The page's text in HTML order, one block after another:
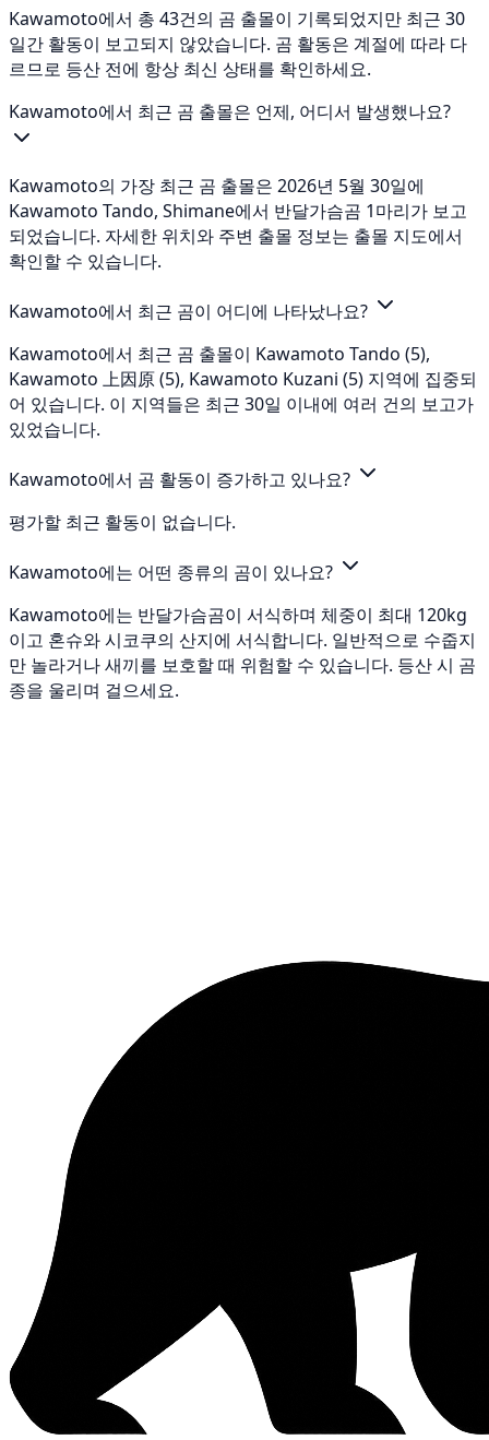
Kawamoto에서 총 43건의 곰 출몰이 기록되었지만 최근 30
일간 활동이 보고되지 않았습니다. 곰 활동은 계절에 따라 다
르므로 등산 전에 항상 최신 상태를 확인하세요.
Kawamoto에서 최근 곰 출몰은 언제, 어디서 발생했나요?
Kawamoto의 가장 최근 곰 출몰은 2026년 5월 30일에
Kawamoto Tando, Shimane에서 반달가슴곰 1마리가 보고
되었습니다. 자세한 위치와 주변 출몰 정보는 출몰 지도에서
확인할 수 있습니다.
Kawamoto에서 최근 곰이 어디에 나타났나요?
Kawamoto에서 최근 곰 출몰이 Kawamoto Tando (5),
Kawamoto 上因原 (5), Kawamoto Kuzani (5) 지역에 집중되
어 있습니다. 이 지역들은 최근 30일 이내에 여러 건의 보고가
있었습니다.
Kawamoto에서 곰 활동이 증가하고 있나요?
평가할 최근 활동이 없습니다.
Kawamoto에는 어떤 종류의 곰이 있나요?
Kawamoto에는 반달가슴곰이 서식하며 체중이 최대 120kg
이고 혼슈와 시코쿠의 산지에 서식합니다. 일반적으로 수줍지
만 놀라거나 새끼를 보호할 때 위험할 수 있습니다. 등산 시 곰
종을 울리며 걸으세요.